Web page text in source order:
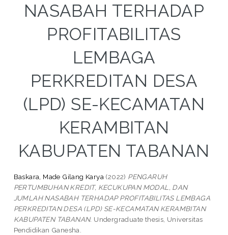
NASABAH TERHADAP
PROFITABILITAS
LEMBAGA
PERKREDITAN DESA
(LPD) SE-KECAMATAN
KERAMBITAN
KABUPATEN TABANAN
Baskara, Made Gilang Karya (2022) PENGARUH
PERTUMBUHAN KREDIT, KECUKUPAN MODAL, DAN
JUMLAH NASABAH TERHADAP PROFITABILITAS LEMBAGA
PERKREDITAN DESA (LPD) SE-KECAMATAN KERAMBITAN
KABUPATEN TABANAN. Undergraduate thesis, Universitas
Pendidikan Ganesha.